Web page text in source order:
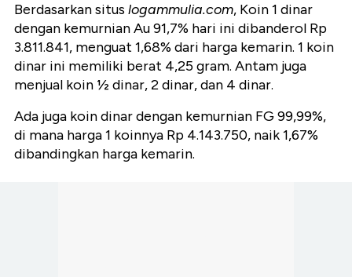
Berdasarkan situs logammulia.com, Koin 1 dinar
dengan kemurnian Au 91,7% hari ini dibanderol Rp
3.811.841, menguat 1,68% dari harga kemarin. 1 koin
dinar ini memiliki berat 4,25 gram. Antam juga
menjual koin ½ dinar, 2 dinar, dan 4 dinar.
Ada juga koin dinar dengan kemurnian FG 99,99%,
di mana harga 1 koinnya Rp 4.143.750, naik 1,67%
dibandingkan harga kemarin.